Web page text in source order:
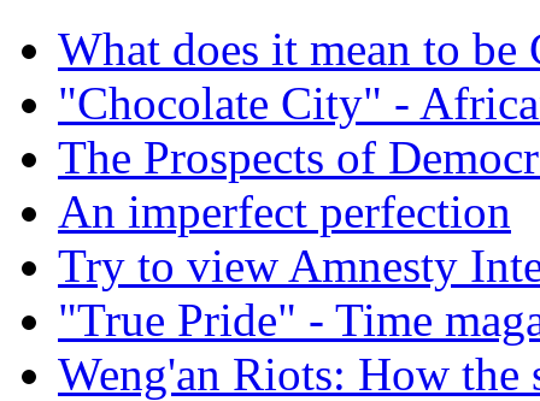
What does it mean to be
"Chocolate City" -
The Prospects of
An imperfect perfection
Try to view Amnesty
"True Pride" - Time
Weng'an Riots: How the